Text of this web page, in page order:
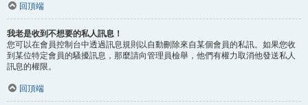
回頂端
我老是收到不想要的私人訊息！
您可以在會員控制台中透過訊息規則以自動刪除來自某個會員的私訊。如果您收
到某位特定會員的騷擾訊息，那麼請向管理員檢舉，他們有權力取消他發送私人
訊息的權限。
回頂端